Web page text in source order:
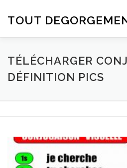
TOUT
TÉLÉCHARGER
DÉFINITION PICS